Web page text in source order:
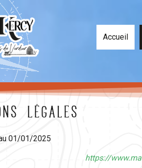
Accueil
légales
01/01/2025
https://